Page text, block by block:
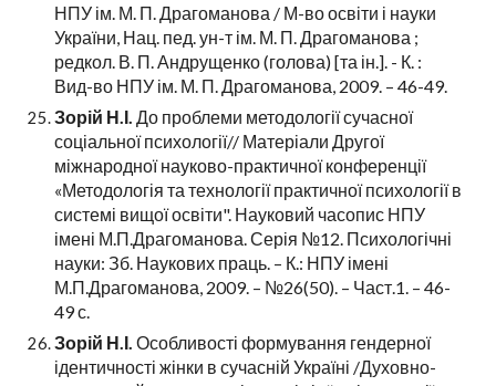
НПУ ім. М. П. Драгоманова / М-во освіти і науки
України, Нац. пед. ун-т ім. М. П. Драгоманова ;
редкол. В. П. Андрущенко (голова) [та ін.]. - К. :
Вид-во НПУ ім. М. П. Драгоманова, 2009. – 46-49.
Зорій Н.І. До проблеми методології сучасної
соціальної психології// Матеріали Другої
міжнародної науково-практичної конференції
«Методологія та технології практичної психології в
системі вищої освіти". Науковий часопис НПУ
імені М.П.Драгоманова. Серія №12. Психологічні
науки: Зб. Наукових праць. – К.: НПУ імені
М.П.Драгоманова, 2009. – №26(50). – Част.1. – 46-
49 с.
Зорій Н.І. Особливості формування гендерної
ідентичності жінки в сучасній Україні /Духовно-